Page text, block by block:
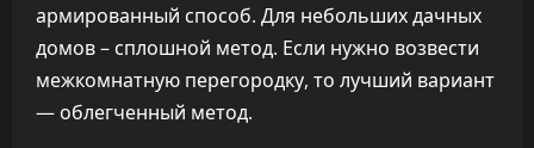
армированный способ. Для небольших дачных
домов – сплошной метод. Если нужно возвести
межкомнатную перегородку, то лучший вариант
— облегченный метод.